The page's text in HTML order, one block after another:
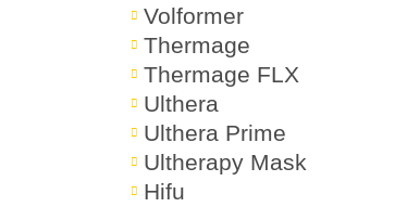
Volformer
Thermage
Thermage FLX
Ulthera
Ulthera Prime
Ultherapy Mask
Hifu